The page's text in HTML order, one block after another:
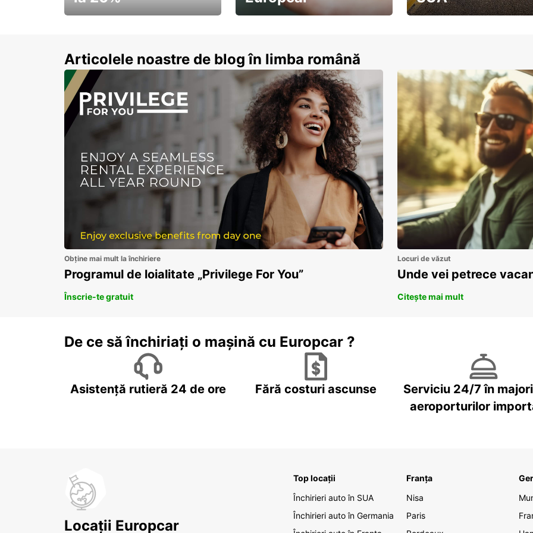
Articolele noastre de blog în limba română
Obține mai mult la închiriere
Programul de loialitate „Privilege For You”
Înscrie-te gratuit
Locuri de văzut
Unde vei petrece
Citește mai mult
De ce să închiriați o mașină cu Europcar ?
Asistență rutieră 24 de ore Fără costuri ascunse
Serviciu 24/7 în
aeroporturilor
Locații Europcar
Top locații
Închirieri auto în SUA
Închirieri auto în Germania
Franța
Nisa
Paris